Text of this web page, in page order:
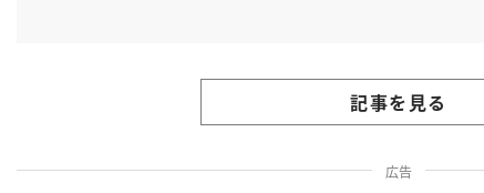
記事を見る
広告